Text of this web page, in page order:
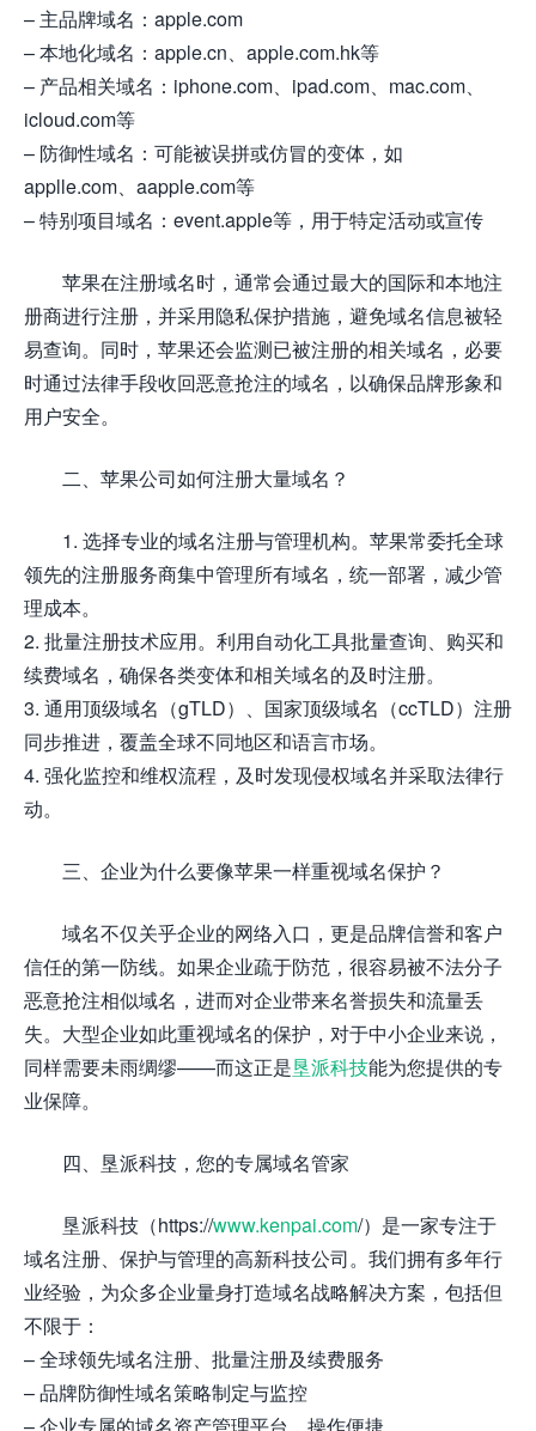
– 主品牌域名：apple.com
– 本地化域名：apple.cn、apple.com.hk等
– 产品相关域名：iphone.com、ipad.com、mac.com、
icloud.com等
– 防御性域名：可能被误拼或仿冒的变体，如
applle.com、aapple.com等
– 特别项目域名：event.apple等，用于特定活动或宣传
苹果在注册域名时，通常会通过最大的国际和本地注
册商进行注册，并采用隐私保护措施，避免域名信息被轻
易查询。同时，苹果还会监测已被注册的相关域名，必要
时通过法律手段收回恶意抢注的域名，以确保品牌形象和
用户安全。
二、苹果公司如何注册大量域名？
1. 选择专业的域名注册与管理机构。苹果常委托全球
领先的注册服务商集中管理所有域名，统一部署，减少管
理成本。
2. 批量注册技术应用。利用自动化工具批量查询、购买和
续费域名，确保各类变体和相关域名的及时注册。
3. 通用顶级域名（gTLD）、国家顶级域名（ccTLD）注册
同步推进，覆盖全球不同地区和语言市场。
4. 强化监控和维权流程，及时发现侵权域名并采取法律行
动。
三、企业为什么要像苹果一样重视域名保护？
域名不仅关乎企业的网络入口，更是品牌信誉和客户
信任的第一防线。如果企业疏于防范，很容易被不法分子
恶意抢注相似域名，进而对企业带来名誉损失和流量丢
失。大型企业如此重视域名的保护，对于中小企业来说，
同样需要未雨绸缪——而这正是垦派科技能为您提供的专
业保障。
四、垦派科技，您的专属域名管家
垦派科技（https://www.kenpai.com/）是一家专注于
域名注册、保护与管理的高新科技公司。我们拥有多年行
业经验，为众多企业量身打造域名战略解决方案，包括但
不限于：
– 全球领先域名注册、批量注册及续费服务
– 品牌防御性域名策略制定与监控